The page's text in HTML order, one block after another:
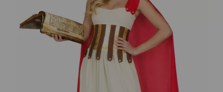
¡Adelante! Te estabamos esperando.
CREAR CUENTA